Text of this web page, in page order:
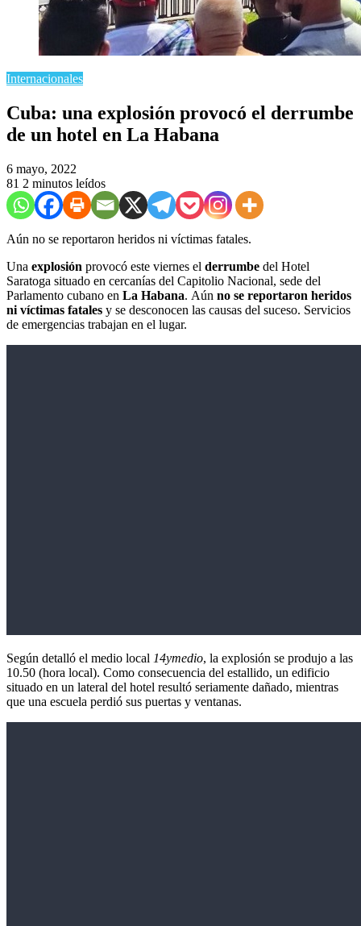
Internacionales
Cuba: una explosión provocó el derrumbe
de un hotel en La Habana
6 mayo, 2022
81 2 minutos leídos
Aún no se reportaron heridos ni víctimas fatales.
Una explosión provocó este viernes el derrumbe del Hotel
Saratoga situado en cercanías del Capitolio Nacional, sede del
Parlamento cubano en La Habana. Aún no se reportaron heridos
ni víctimas fatales y se desconocen las causas del suceso. Servicios
de emergencias trabajan en el lugar.
Según detalló el medio local 14ymedio, la explosión se produjo a las
10.50 (hora local). Como consecuencia del estallido, un edificio
situado en un lateral del hotel resultó seriamente dañado, mientras
que una escuela perdió sus puertas y ventanas.